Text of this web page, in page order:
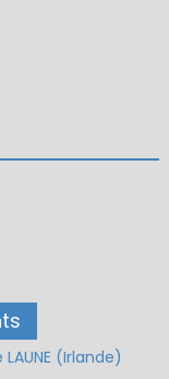
LAUNE (Irlande)